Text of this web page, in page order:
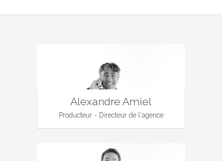
Alexandre Amiel
Producteur - Directeur de l'agence